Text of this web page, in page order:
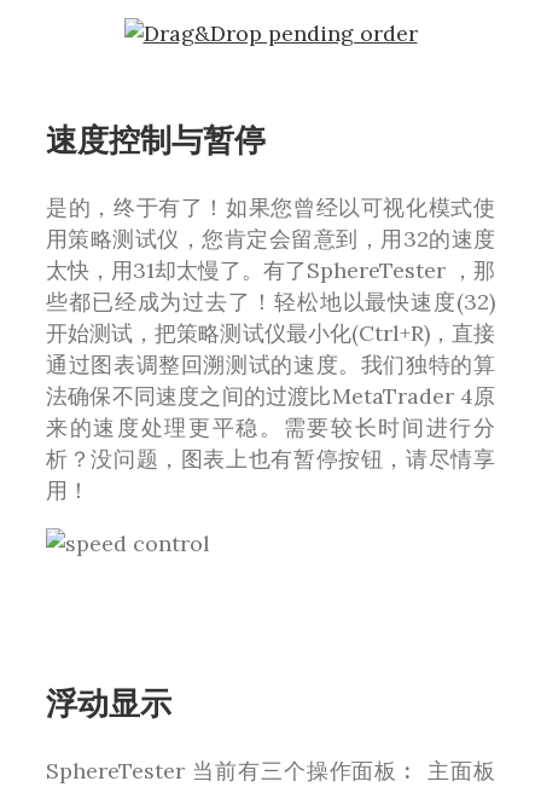
速度控制与暂停
是的，终于有了！如果您曾经以可视化模式使
用策略测试仪，您肯定会留意到，用32的速度
太快，用31却太慢了。有了SphereTester ，那
些都已经成为过去了！轻松地以最快速度(32)
开始测试，把策略测试仪最小化(Ctrl+R)，直接
通过图表调整回溯测试的速度。我们独特的算
法确保不同速度之间的过渡比MetaTrader 4原
来的速度处理更平稳。需要较长时间进行分
析？没问题，图表上也有暂停按钮，请尽情享
用！
浮动显示
SphereTester 当前有三个操作面板︰ 主面板